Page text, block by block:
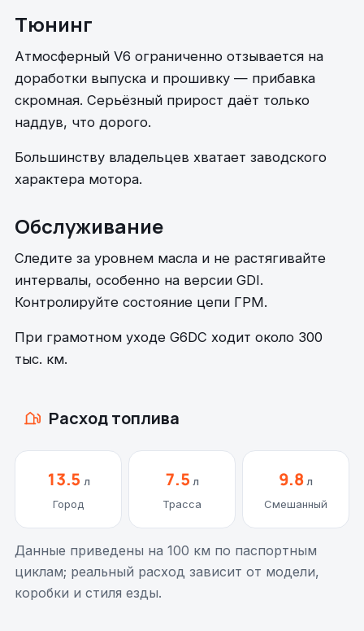
Тюнинг
Атмосферный V6 ограниченно отзывается на
доработки выпуска и прошивку — прибавка
скромная. Серьёзный прирост даёт только
наддув, что дорого.
Большинству владельцев хватает заводского
характера мотора.
Обслуживание
Следите за уровнем масла и не растягивайте
интервалы, особенно на версии GDI.
Контролируйте состояние цепи ГРМ.
При грамотном уходе G6DC ходит около 300
тыс. км.
Расход топлива
13.5л
Город
7.5л
Трасса
9.8л
Смешанный
Данные приведены на 100 км по паспортным
циклам; реальный расход зависит от модели,
коробки и стиля езды.